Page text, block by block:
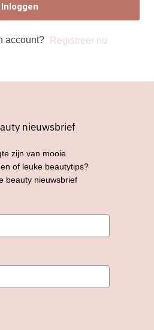
Inloggen
account? Registreer nu
nieuwsbrief
zijn van mooie
of leuke beautytips?
beauty nieuwsbrief